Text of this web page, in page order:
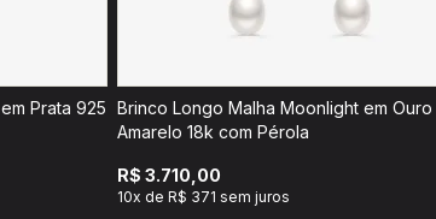
Brinco Longo Malha Moonlight em Ouro
Amarelo 18k com Pérola
R$ 3.710,00
10x de R$ 371 sem juros